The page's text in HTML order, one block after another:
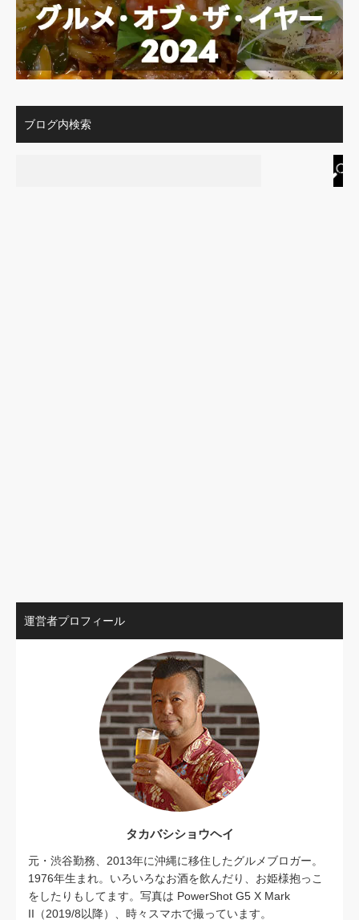
ブログ内検索
運営者プロフィール
タカバシショウヘイ
元・渋谷勤務、2013年に沖縄に移住したグルメブロガー。
1976年生まれ。いろいろなお酒を飲んだり、お姫様抱っこ
をしたりもしてます。写真は PowerShot G5 X Mark
II（2019/8以降）、時々スマホで撮っています。